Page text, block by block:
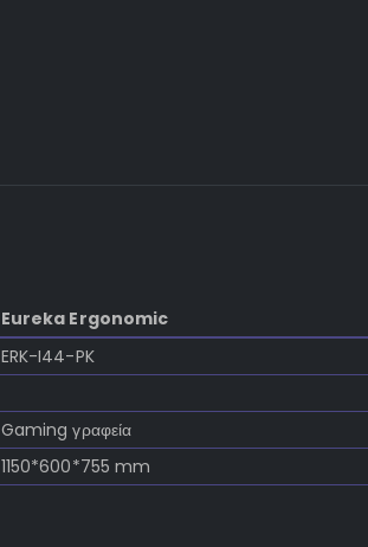
Eureka Ergonomic
ERK-I44-PK
Gaming γραφεία
1150*600*755 mm